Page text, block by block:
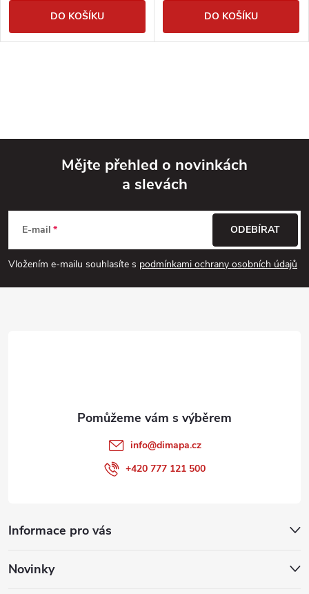
DO KOŠÍKU DO KOŠÍKU
p
a
Mějte přehled o novinkách
a slevách
E-mail
Vložením e-mailu souhlasíte s podmínkami ochrany osobních údajů
ODEBÍRAT
Informace pro vás
Novinky
info@dimapa.cz
+420 777 121 500